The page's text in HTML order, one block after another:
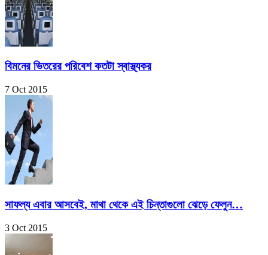
বিমনের ভিতরের পরিবেশ কতটা স্বাস্থ্যকর
7 Oct 2015
সাফল্য এবার আসবেই, মাথা থেকে এই চিন্তাগুলো ঝেড়ে ফেলুন…
3 Oct 2015